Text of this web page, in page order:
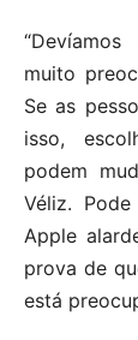
muito
Se as
isso,
podem
Véliz.
Apple
prova de
está